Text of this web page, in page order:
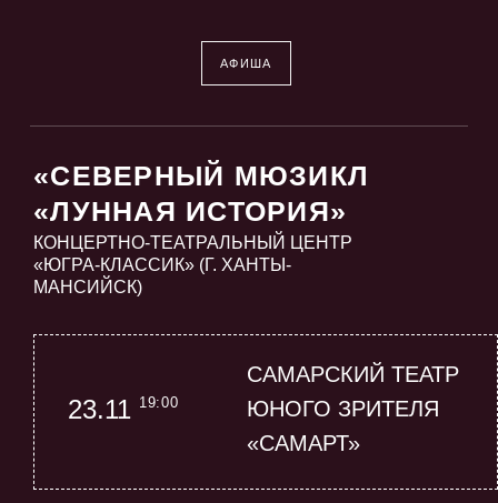
АФИША
«СЕВЕРНЫЙ МЮЗИКЛ
«ЛУННАЯ ИСТОРИЯ»
КОНЦЕРТНО-ТЕАТРАЛЬНЫЙ ЦЕНТР
«ЮГРА-КЛАССИК» (Г. ХАНТЫ-
МАНСИЙСК)
23.11 19:00
САМАРСКИЙ ТЕАТР
ЮНОГО ЗРИТЕЛЯ
«САМАРТ»